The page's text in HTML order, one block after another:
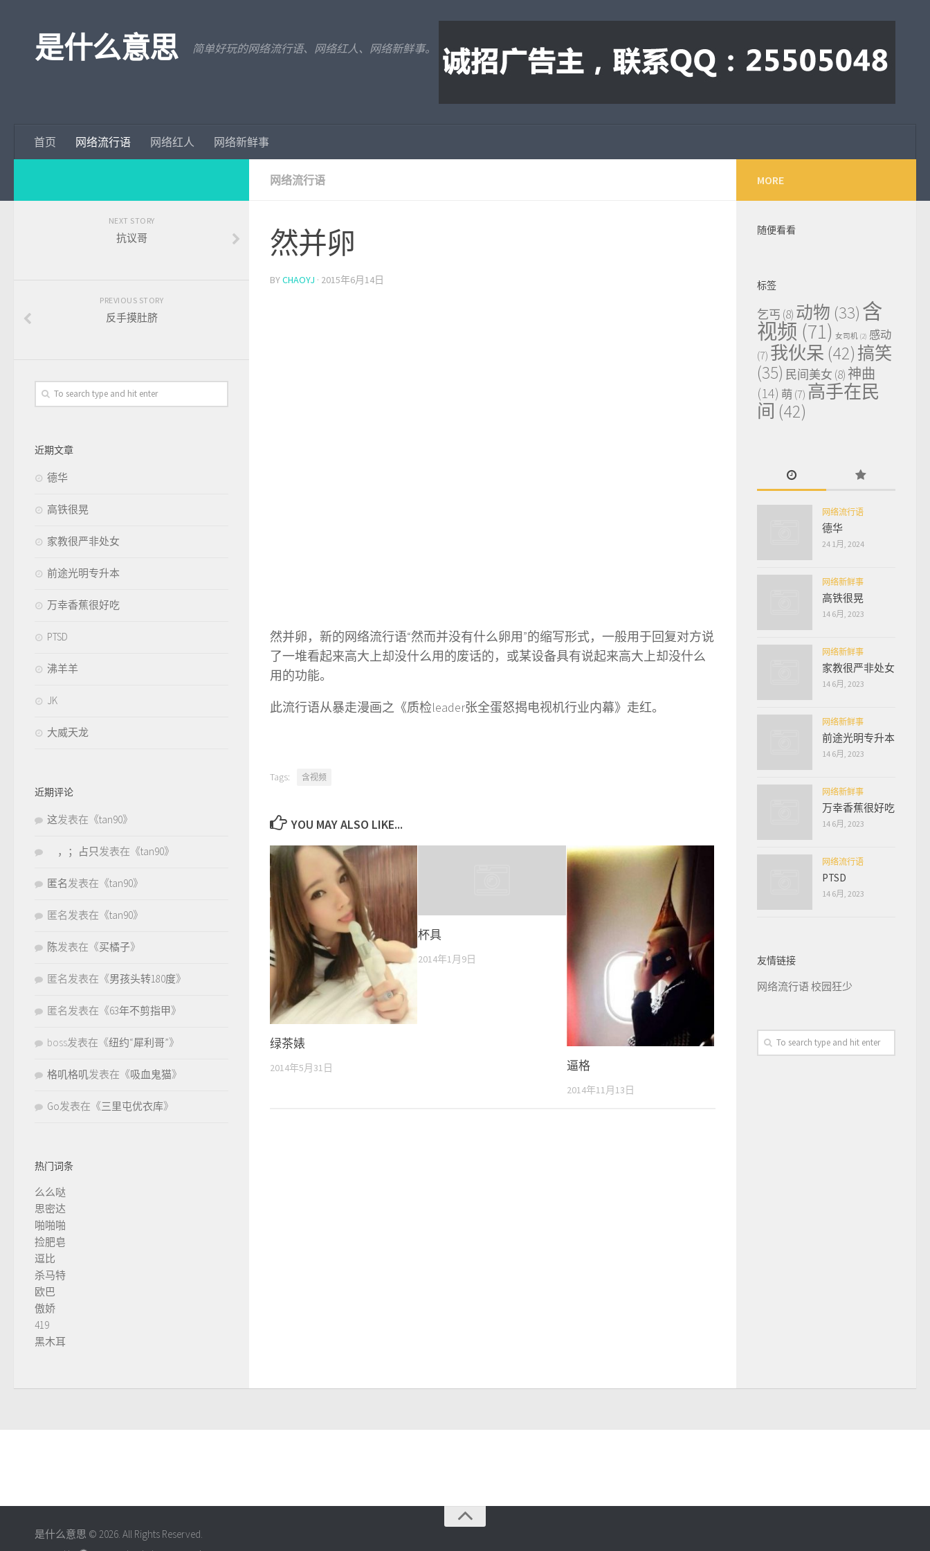
是什么意思 简单好玩的网络流行语、网络红人、网络新鲜事。
首页 网络流行语 网络红人 网络新鲜事
网络流行语
然并卵
BYCHAOYJ · 2015年6月14日
然并卵，新的网络流行语“然而并没有什么卵用”的缩写形式，一般用于回复对方说
了一堆看起来高大上却没什么用的废话的，或某设备具有说起来高大上却没什么
用的功能。
此流行语从暴走漫画之《质检leader张全蛋怒揭电视机行业内幕》走红。
Tags: 含视频
YOU MAY ALSO LIKE...
绿茶婊
2014年5月31日
杯具
2014年1月9日
逼格
2014年11月13日
NEXT STORY
抗议哥
PREVIOUS STORY
反手摸肚脐
近期文章
德华
高铁很晃
家教很严非处女
前途光明专升本
万幸香蕉很好吃
PTSD
沸羊羊
JK
大威天龙
近期评论
这发表在《tan90》
，；占只发表在《tan90》
匿名发表在《tan90》
匿名发表在《tan90》
陈发表在《买橘子》
匿名发表在《男孩头转180度》
匿名发表在《63年不剪指甲》
boss发表在《纽约“犀利哥”》
格叽格叽发表在《吸血鬼猫》
Go发表在《三里屯优衣库》
热门词条
么么哒
思密达
啪啪啪
捡肥皂
逗比
杀马特
欧巴
傲娇
419
黑木耳
MORE
随便看看
标签
乞丐 (8) 动物 (33)含
视频 (71) 女司机 (2) 感动
(7) 我伙呆 (42)搞笑
(35) 民间美女 (8) 神曲
(14) 萌 (7) 高手在民
间 (42)
网络流行语
德华
24 1月, 2024
网络新鲜事
高铁很晃
14 6月, 2023
网络新鲜事
家教很严非处女
14 6月, 2023
网络新鲜事
前途光明专升本
14 6月, 2023
网络新鲜事
万幸香蕉很好吃
14 6月, 2023
网络流行语
PTSD
14 6月, 2023
友情链接
网络流行语校园狂少
是什么意思 © 2026. All Rights Reserved.